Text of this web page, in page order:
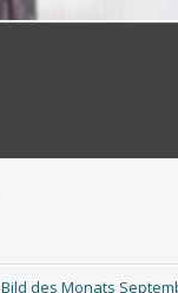
Bild des Monats